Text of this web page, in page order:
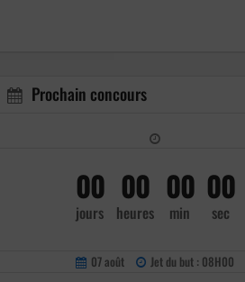
Prochain concours
00
jours
00
heures
00
min
00
sec
07 août Jet du but : 08H00